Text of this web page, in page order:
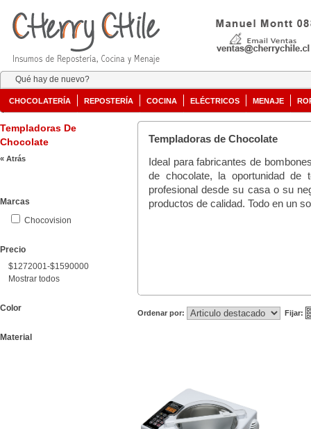
Qué hay de nuevo?
CHOCOLATERÍA REPOSTERÍA COCINA ELÉCTRICOS MENAJE
Templadoras De
Chocolate
« Atrás
Marcas
Chocovision
Precio
$1272001-$1590000
Mostrar todos
Color
Material
Templadoras de Chocolate
Ideal para fabricantes de
de chocolate, la oportunidad de
profesional desde su casa o su
productos de calidad. Todo en un
Ordenar por: Fijar: